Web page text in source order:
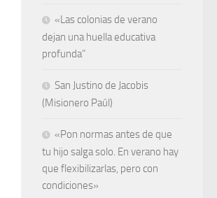
«Las colonias de verano
dejan una huella educativa
profunda”
San Justino de Jacobis
(Misionero Paúl)
«Pon normas antes de que
tu hijo salga solo. En verano hay
que flexibilizarlas, pero con
condiciones»